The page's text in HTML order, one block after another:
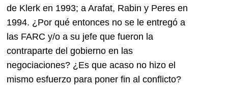
de Klerk en 1993; a Arafat, Rabin y Peres en
1994. ¿Por qué entonces no se le entregó a
las FARC y/o a su jefe que fueron la
contraparte del gobierno en las
negociaciones? ¿Es que acaso no hizo el
mismo esfuerzo para poner fin al conflicto?